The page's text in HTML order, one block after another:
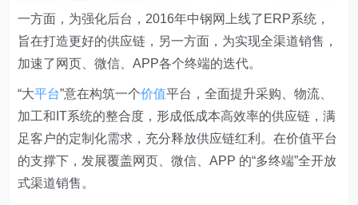
一方面，为强化后台，2016年中钢网上线了ERP系统，
旨在打造更好的供应链，另一方面，为实现全渠道销售，
加速了网页、微信、APP各个终端的迭代。
“大平台”意在构筑一个价值平台，全面提升采购、物流、
加工和IT系统的整合度，形成低成本高效率的供应链，满
足客户的定制化需求，充分释放供应链红利。在价值平台
的支撑下，发展覆盖网页、微信、APP 的“多终端”全开放
式渠道销售。